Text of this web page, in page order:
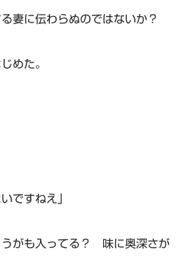
妻に伝わらぬのではないか？
めた。
ですねえ」
うがも入ってる？ 味に奥深さが